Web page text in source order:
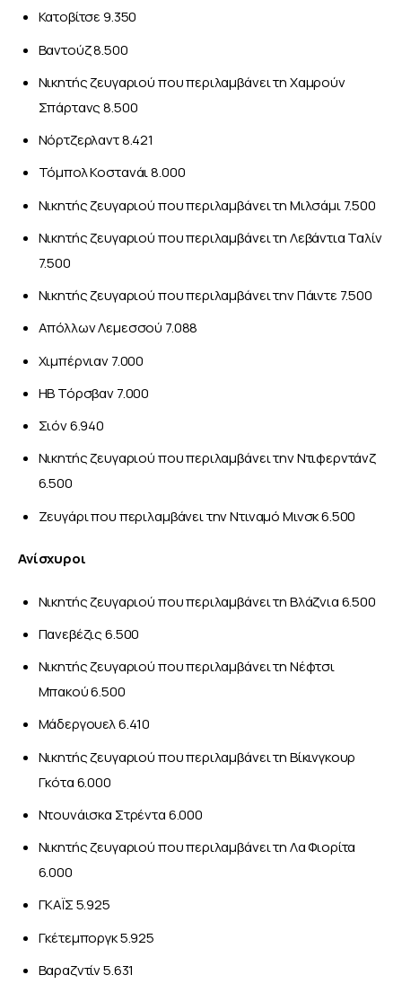
Κατοβίτσε 9.350
Βαντούζ 8.500
Νικητής ζευγαριού που περιλαμβάνει τη Χαμρούν
Σπάρτανς 8.500
Νόρτζερλαντ 8.421
Τόμπολ Κοστανάι 8.000
Νικητής ζευγαριού που περιλαμβάνει τη Μιλσάμι 7.500
Νικητής ζευγαριού που περιλαμβάνει τη Λεβάντια Ταλίν
7.500
Νικητής ζευγαριού που περιλαμβάνει την Πάιντε 7.500
Απόλλων Λεμεσσού 7.088
Χιμπέρνιαν 7.000
HB Τόρσβαν 7.000
Σιόν 6.940
Νικητής ζευγαριού που περιλαμβάνει την Ντιφερντάνζ
6.500
Ζευγάρι που περιλαμβάνει την Ντιναμό Μινσκ 6.500
Ανίσχυροι
Νικητής ζευγαριού που περιλαμβάνει τη Βλάζνια 6.500
Πανεβέζις 6.500
Νικητής ζευγαριού που περιλαμβάνει τη Νέφτσι
Μπακού 6.500
Μάδεργουελ 6.410
Νικητής ζευγαριού που περιλαμβάνει τη Βίκινγκουρ
Γκότα 6.000
Ντουνάισκα Στρέντα 6.000
Νικητής ζευγαριού που περιλαμβάνει τη Λα Φιορίτα
6.000
ΓΚΑΪΣ 5.925
Γκέτεμποργκ 5.925
Βαραζντίν 5.631